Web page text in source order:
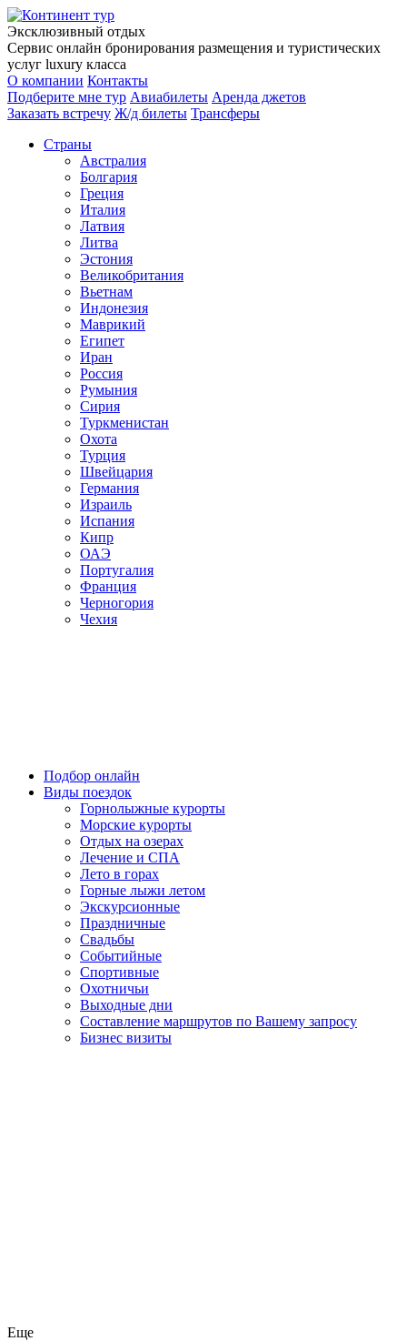
Эксклюзивный отдых
Сервис онлайн бронирования размещения и туристических
услуг luxury класса
О компании Контакты
Подберите мне тур Авиабилеты Аренда джетов
Заказать встречу Ж/д билеты Трансферы
Страны
Австралия
Болгария
Греция
Италия
Латвия
Литва
Эстония
Великобритания
Вьетнам
Индонезия
Маврикий
Египет
Иран
Россия
Румыния
Сирия
Туркменистан
Охота
Турция
Швейцария
Германия
Израиль
Испания
Кипр
ОАЭ
Португалия
Франция
Черногория
Чехия
Подбор онлайн
Виды поездок
Горнолыжные курорты
Морские курорты
Отдых на озерах
Лечение и СПА
Лето в горах
Горные лыжи летом
Экскурсионные
Праздничные
Свадьбы
Событийные
Спортивные
Охотничьи
Выходные дни
Составление маршрутов по Вашему запросу
Бизнес визиты
Еще